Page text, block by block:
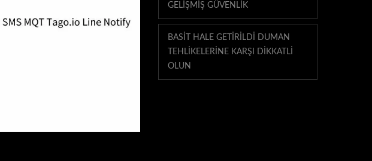
GELIŞMIŞ GÜVENLIK
BASIT HALE GETIRILDI DUMAN
TEHLIKELERINE KARŞI DIKKATLI
OLUN